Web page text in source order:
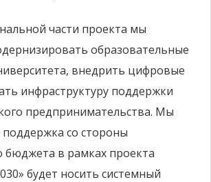
части проекта мы
образовательные
внедрить цифровые
инфраструктуру поддержки
предпринимательства. Мы
поддержка со стороны
бюджета в рамках проекта
будет носить системный